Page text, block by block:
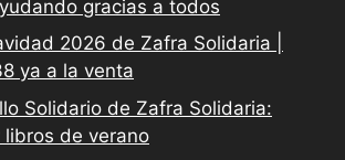
gracias a todos
2026 de Zafra Solidaria |
ya a la venta
Solidario de Zafra Solidaria:
libros de verano